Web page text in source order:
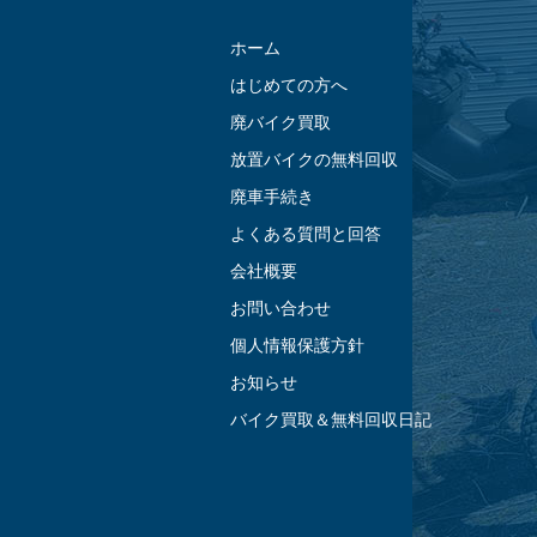
ホーム
はじめての方へ
廃バイク買取
放置バイクの無料回収
廃車手続き
よくある質問と回答
会社概要
お問い合わせ
個人情報保護方針
お知らせ
バイク買取＆無料回収日記